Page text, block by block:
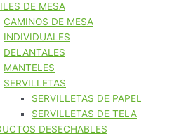
DE MESA
CAMINOS DE MESA
INDIVIDUALES
DELANTALES
MANTELES
SERVILLETAS
SERVILLETAS DE PAPEL
SERVILLETAS DE TELA
DESECHABLES